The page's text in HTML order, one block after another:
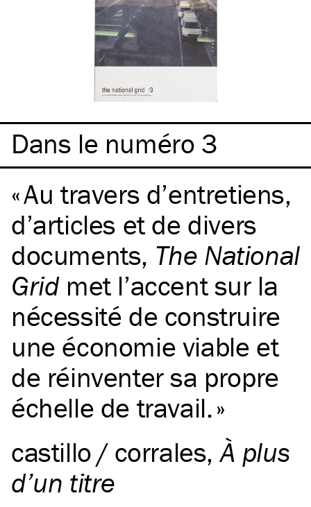
Dans le numéro 3
Au travers d’entretiens,
d’articles et de divers
documents, The National
Gridmet l’accent sur la
nécessité de construire
une économie viable et
de réinventer sa propre
échelle de travail.
castillo / corrales,À plus
d’un titre